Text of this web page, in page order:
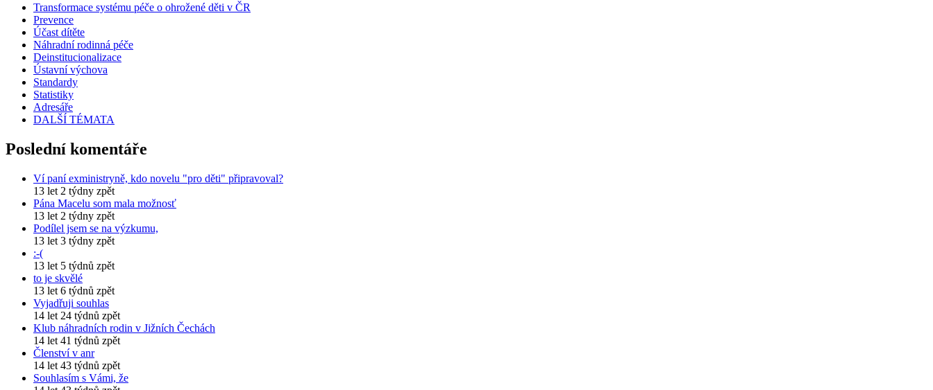
Transformace systému péče o ohrožené děti v ČR
Prevence
Účast dítěte
Náhradní rodinná péče
Deinstitucionalizace
Ústavní výchova
Standardy
Statistiky
Adresáře
DALŠÍ TÉMATA
Poslední komentáře
Ví paní exministryně, kdo novelu "pro děti" připravoval?
13 let 2 týdny zpět
Pána Macelu som mala možnosť
13 let 2 týdny zpět
Podílel jsem se na výzkumu,
13 let 3 týdny zpět
:-(
13 let 5 týdnů zpět
to je skvělé
13 let 6 týdnů zpět
Vyjadřuji souhlas
14 let 24 týdnů zpět
Klub náhradních rodin v Jižních Čechách
14 let 41 týdnů zpět
Členství v anr
14 let 43 týdnů zpět
Souhlasím s Vámi, že